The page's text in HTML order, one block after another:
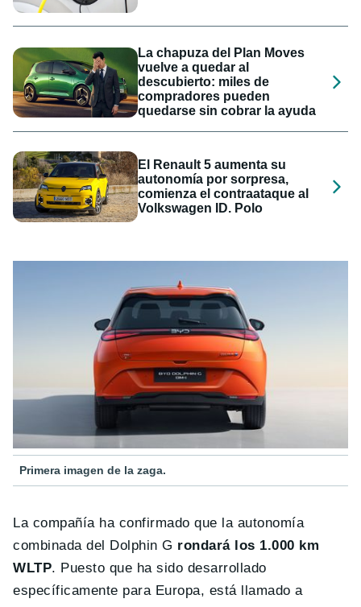
La chapuza del Plan Moves
vuelve a quedar al
descubierto: miles de
compradores pueden
quedarse sin cobrar la ayuda
El Renault 5 aumenta su
autonomía por sorpresa,
comienza el contraataque al
Volkswagen ID. Polo
Primera imagen de la zaga.
La compañía ha confirmado que la autonomía
combinada del Dolphin G rondará los 1.000 km
WLTP. Puesto que ha sido desarrollado
específicamente para Europa, está llamado a